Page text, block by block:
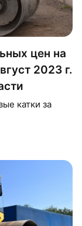
цен на
2023 г.
катки за